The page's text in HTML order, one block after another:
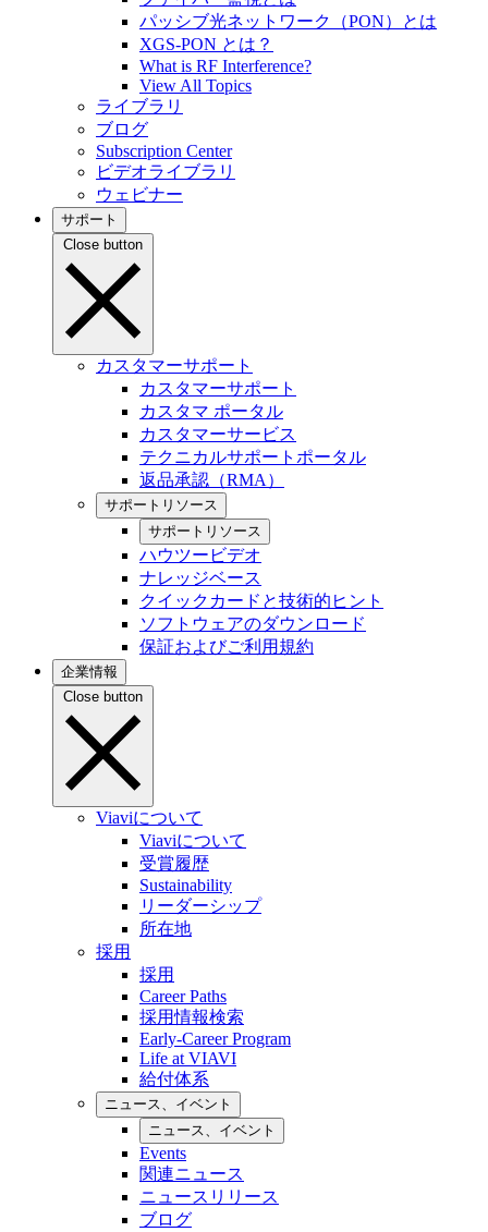
パッシブ光ネットワーク（PON）とは
XGS-PON とは？
What is RF Interference?
View All Topics
ライブラリ
ブログ
Subscription Center
ビデオライブラリ
ウェビナー
サポート
Close button
カスタマーサポート
カスタマーサポート
カスタマ ポータル
カスタマーサービス
テクニカルサポートポータル
返品承認（RMA）
サポートリソース
サポートリソース
ハウツービデオ
ナレッジベース
クイックカードと技術的ヒント
ソフトウェアのダウンロード
保証およびご利用規約
企業情報
Close button
Viaviについて
Viaviについて
受賞履歴
Sustainability
リーダーシップ
所在地
採用
採用
Career Paths
採用情報検索
Early-Career Program
Life at VIAVI
給付体系
ニュース、イベント
ニュース、イベント
Events
関連ニュース
ニュースリリース
ブログ